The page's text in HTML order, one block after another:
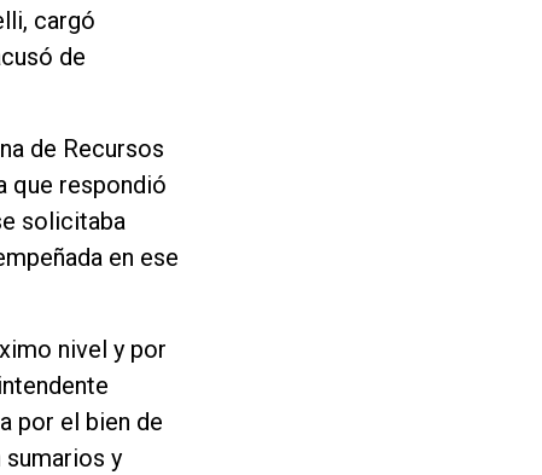
cargó
de
de Recursos
que respondió
solicitaba
en ese
nivel y por
por el bien de
y